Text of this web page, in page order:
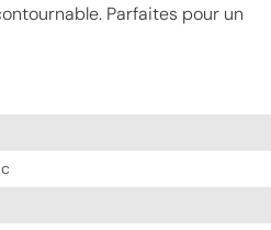
Parfaites pour un